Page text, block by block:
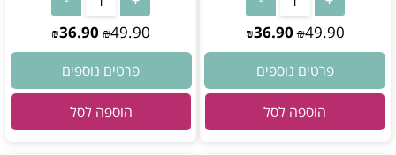
₪49.90
₪36.90
פרטים נוספים
הוספה לסל
₪49.90
₪36.90
פרטים נוספים
הוספה לסל